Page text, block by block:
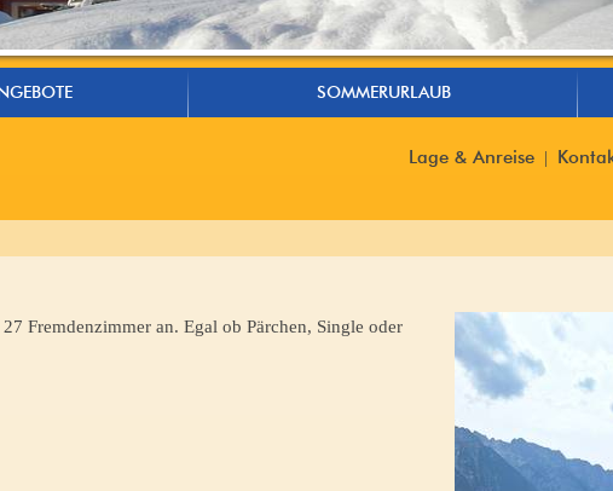
SOMMERURLAUB
Lage & Anreise |
Fremdenzimmer an. Egal ob Pärchen, Single oder